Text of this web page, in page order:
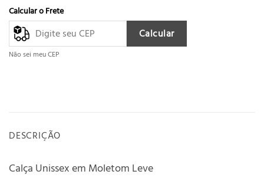
Calcular o Frete
Calcular
Não sei meu CEP
DESCRIÇÃO
Calça Unissex em Moletom Leve